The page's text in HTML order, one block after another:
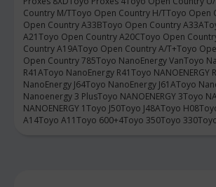
Country M/TToyo Open Country H/TToyo Open
Open Country A33BToyo Open Country A33A
A21Toyo Open Country A20CToyo Open
Country A19AToyo Open Country A/T+Toyo
Open Country 785Toyo NanoEnergy VanToyo
R41AToyo NanoEnergy R41Toyo NANOENERGY
NanoEnergy J64Toyo NanoEnergy J61AToyo
Nanoenergy 3 PlusToyo NANOENERGY 3Toyo
NANOENERGY 1Toyo J50Toyo J48AToyo H08
A14Toyo A11Toyo 600+4Toyo 350Toyo 330